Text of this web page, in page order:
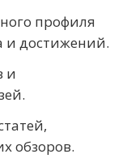
получать
Тогда
виджетов
вам
профиля
и достижений.
и
обзоров.